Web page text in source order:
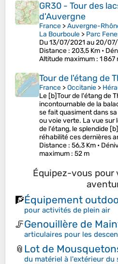
GR30 - Tour des
d'Auvergne
France >Auvergne-
La Bourboule > Parc
Du 13/07/2021 au 20/
Distance : 203,5 Km •
Altitude maximum : 1 867
Tour de l'étang de
France >Occitanie >
Le [b]Tour de l'étang de
incontournable de la
se fait quasiment dans
ou voie verte. La vue
de l'étang, le splendide
réhabilité ces dernières
Distance : 56,3 Km •
maximum : 52 m
Équipez-vous pour
🧗Équipement
pour activités de plein air
🦵Genouillère de
articulaires pour les
📎 Lot de
du matériel à l'extérieur du